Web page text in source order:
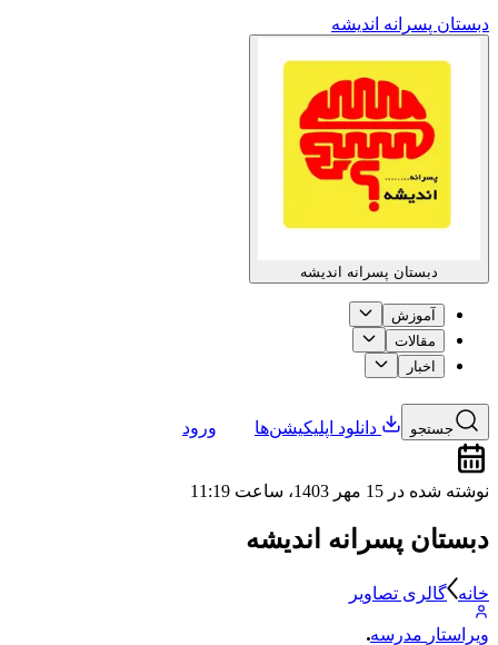
دبستان پسرانه اندیشه
دبستان پسرانه اندیشه
آموزش
مقالات
اخبار
جستجو دانلود اپلیکیشن‌ها ورود
نوشته شده در 15 مهر 1403، ساعت 11:19
دبستان پسرانه اندیشه
خانه گالری تصاویر
ویراستار مدرسه